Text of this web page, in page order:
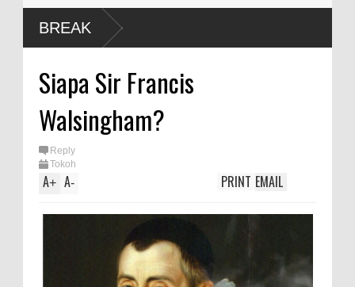
BREAK
Siapa Sir Francis
Walsingham?
Reply
Tokoh
A+ A- EMAIL
PRINT